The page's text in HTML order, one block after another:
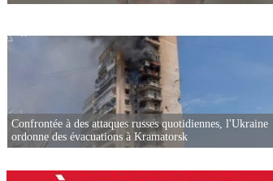
Confrontée à des attaques russes quotidiennes, l'Ukraine
ordonne des évacuations à Kramatorsk